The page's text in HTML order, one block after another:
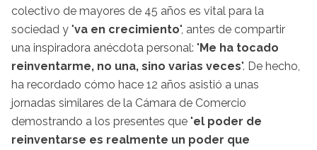
colectivo de mayores de 45 años es vital para la
sociedad y "va en crecimiento", antes de compartir
una inspiradora anécdota personal: "Me ha tocado
reinventarme, no una, sino varias veces". De hecho,
ha recordado cómo hace 12 años asistió a unas
jornadas similares de la Cámara de Comercio
demostrando a los presentes que "el poder de
reinventarse es realmente un poder que